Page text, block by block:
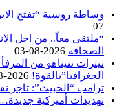
وساطة روسية “تفتح
07
“ملتقى معاً.. من اجل
الصحافة 2026-08-03
نيترات نتيناهو من
الجغرافيا”بالقوة! 2026-08-03
ترامب “الخبيث”: تاجر
تهديدات أميركية